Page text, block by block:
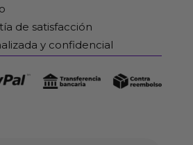
de satisfacción
y confidencial